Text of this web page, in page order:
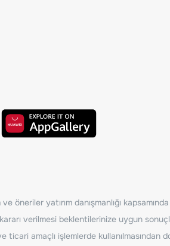
öneriler yatırım danışmanlığı
verilmesi beklentilerinize uygun
amaçlı işlemlerde